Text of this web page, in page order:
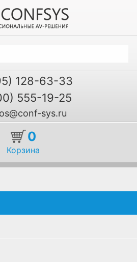
128-63-33
555-19-25
sys.ru
0
Корзина